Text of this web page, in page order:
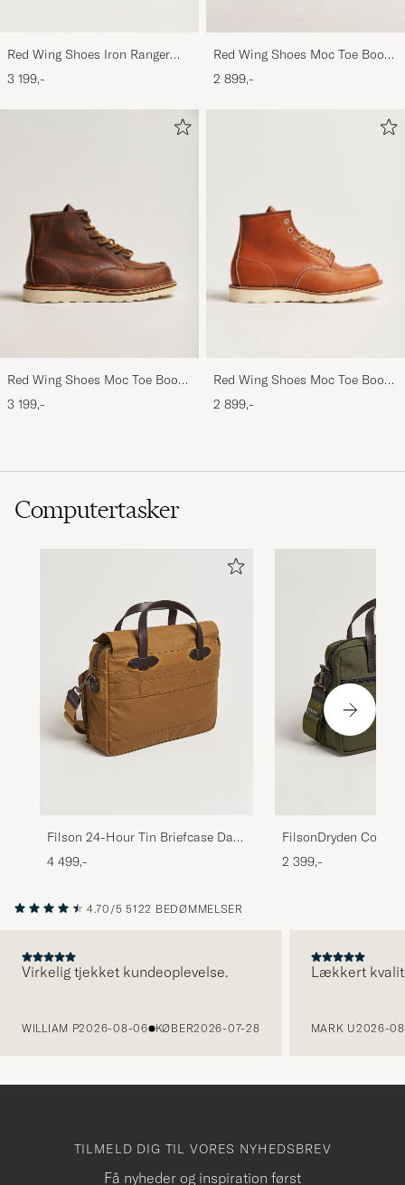
Red Wing Shoes Iron Ranger
Boot Copper Rough/Though
Leather
3 199,-
Red Wing Shoes Moc Toe Boot
Black Prairie
2 899,-
Red Wing Shoes Moc Toe Boot
Copper Rough/Though Leather
3 199,-
Red Wing Shoes Moc Toe Boot
Oro Legacy Leather
2 899,-
Computertasker
Filson 24-Hour Tin Briefcase Dark
Tan
4 499,-
FilsonDryden
BriefcaseOtter Green
2 399,-
4.70/5 5122 BEDØMMELSER
Virkelig tjekket kundeoplevelse.
WILLIAM P2026-08-06 KØBER2026-07-28
Lækkert
MARK U2026-
TILMELD DIG TIL VORES NYHEDSBREV
Få nyheder og inspiration først